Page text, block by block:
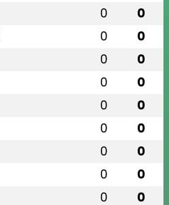
0 0
0 0
0 0
0 0
0 0
0 0
0 0
0 0
0 0